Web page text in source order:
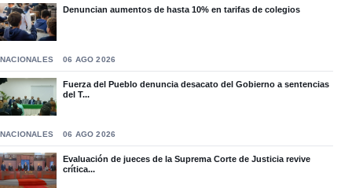
Denuncian aumentos de hasta 10% en tarifas de colegios
NACIONALES 06 AGO 2026
Fuerza del Pueblo denuncia desacato del Gobierno a sentencias
del T...
NACIONALES 06 AGO 2026
Evaluación de jueces de la Suprema Corte de Justicia revive
crítica...